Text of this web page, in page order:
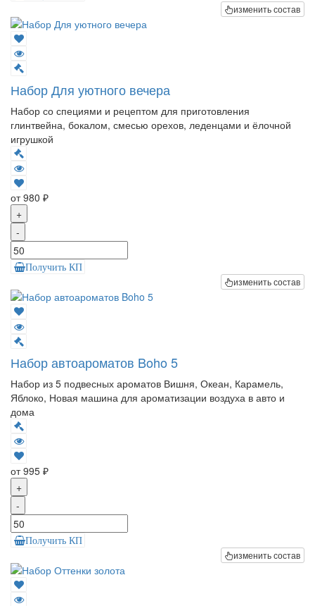
изменить состав
Набор Для уютного вечера
Набор со специями и рецептом для приготовления
глинтвейна, бокалом, смесью орехов, леденцами и ёлочной
игрушкой
от 980 ₽
+
-
Получить КП
изменить состав
Набор автоароматов Boho 5
Набор из 5 подвесных ароматов Вишня, Океан, Карамель,
Яблоко, Новая машина для ароматизации воздуха в авто и
дома
от 995 ₽
+
-
Получить КП
изменить состав